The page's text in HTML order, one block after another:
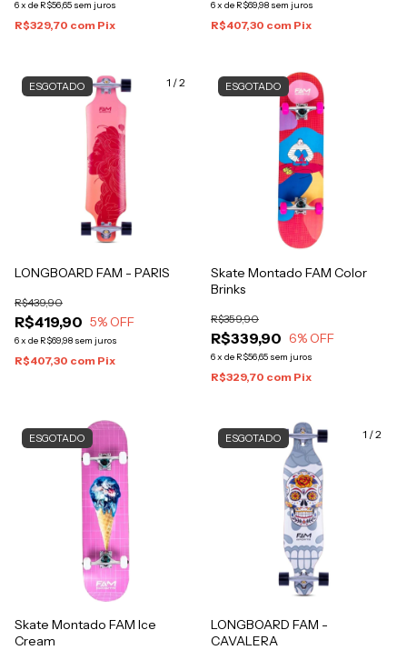
6x de R$56,65 sem juros
R$329,70 com Pix
6x de R$69,98 sem juros
R$407,30 com Pix
1 /2
ESGOTADO
LONGBOARD FAM - PARIS
R$419,90
R$439,90
5% OFF
6x de R$69,98 sem juros
R$407,30 com Pix
ESGOTADO
Skate Montado FAM Color
Brinks
R$339,90
R$359,90
6% OFF
6x de R$56,65 sem juros
R$329,70 com Pix
ESGOTADO
Skate Montado FAM Ice
Cream
1 /2
ESGOTADO
LONGBOARD FAM -
CAVALERA